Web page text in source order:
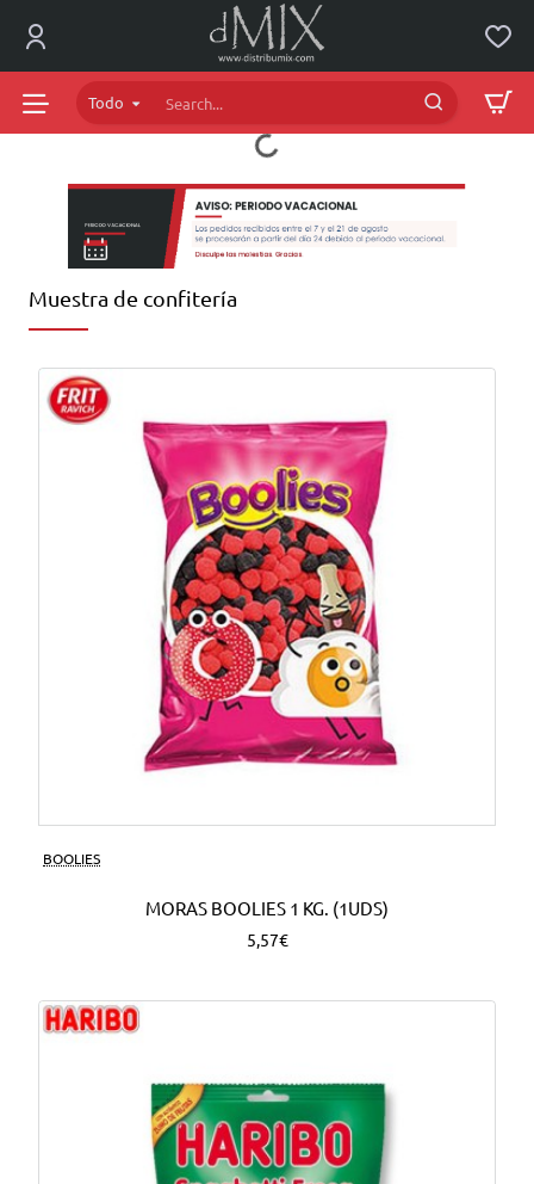
dMIX
Online
Todo
Search...
Muestra de confitería
BOOLIES
MORAS BOOLIES 1 KG. (1UDS)
5,57€